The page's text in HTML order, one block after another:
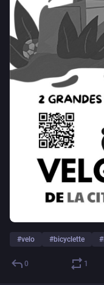
#velo #bicyclette #
0 1